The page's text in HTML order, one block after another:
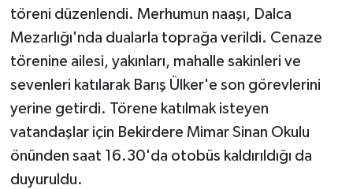
töreni düzenlendi. Merhumun naaşı, Dalca
Mezarlığı'nda dualarla toprağa verildi. Cenaze
törenine ailesi, yakınları, mahalle sakinleri ve
sevenleri katılarak Barış Ülker'e son görevlerini
yerine getirdi. Törene katılmak isteyen
vatandaşlar için Bekirdere Mimar Sinan Okulu
önünden saat 16.30'da otobüs kaldırıldığı da
duyuruldu.